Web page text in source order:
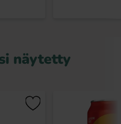
näytetty